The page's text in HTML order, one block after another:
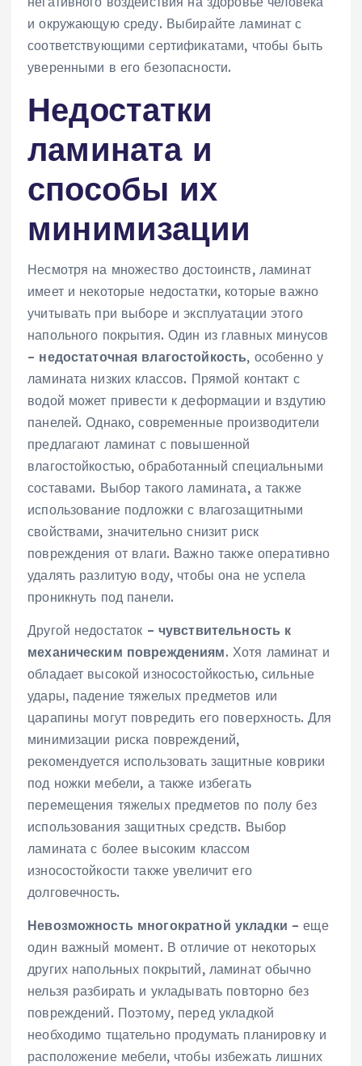
и окружающую среду. Выбирайте ламинат с
соответствующими сертификатами, чтобы быть
уверенными в его безопасности.
Недостатки
ламината и
способы их
минимизации
Несмотря на множество достоинств, ламинат
имеет и некоторые недостатки, которые важно
учитывать при выборе и эксплуатации этого
напольного покрытия. Один из главных минусов
– недостаточная влагостойкость, особенно у
ламината низких классов. Прямой контакт с
водой может привести к деформации и вздутию
панелей. Однако, современные производители
предлагают ламинат с повышенной
влагостойкостью, обработанный специальными
составами. Выбор такого ламината, а также
использование подложки с влагозащитными
свойствами, значительно снизит риск
повреждения от влаги. Важно также оперативно
удалять разлитую воду, чтобы она не успела
проникнуть под панели.
Другой недостаток – чувствительность к
механическим повреждениям. Хотя ламинат и
обладает высокой износостойкостью, сильные
удары, падение тяжелых предметов или
царапины могут повредить его поверхность. Для
минимизации риска повреждений,
рекомендуется использовать защитные коврики
под ножки мебели, а также избегать
перемещения тяжелых предметов по полу без
использования защитных средств. Выбор
ламината с более высоким классом
износостойкости также увеличит его
долговечность.
Невозможность многократной укладки – еще
один важный момент. В отличие от некоторых
других напольных покрытий, ламинат обычно
нельзя разбирать и укладывать повторно без
повреждений. Поэтому, перед укладкой
необходимо тщательно продумать планировку и
расположение мебели, чтобы избежать лишних